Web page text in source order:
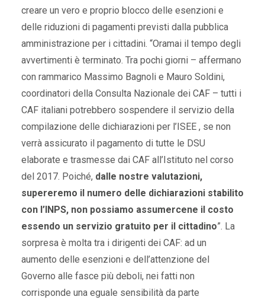
creare un vero e proprio blocco delle esenzioni e
delle riduzioni di pagamenti previsti dalla pubblica
amministrazione per i cittadini. “Oramai il tempo degli
avvertimenti è terminato. Tra pochi giorni – affermano
con rammarico Massimo Bagnoli e Mauro Soldini,
coordinatori della Consulta Nazionale dei CAF – tutti i
CAF italiani potrebbero sospendere il servizio della
compilazione delle dichiarazioni per l’ISEE , se non
verrà assicurato il pagamento di tutte le DSU
elaborate e trasmesse dai CAF all’Istituto nel corso
del 2017. Poiché, dalle nostre valutazioni,
supereremo il numero delle dichiarazioni stabilito
con l’INPS, non possiamo assumercene il costo
essendo un servizio gratuito per il cittadino”. La
sorpresa è molta tra i dirigenti dei CAF: ad un
aumento delle esenzioni e dell’attenzione del
Governo alle fasce più deboli, nei fatti non
corrisponde una eguale sensibilità da parte